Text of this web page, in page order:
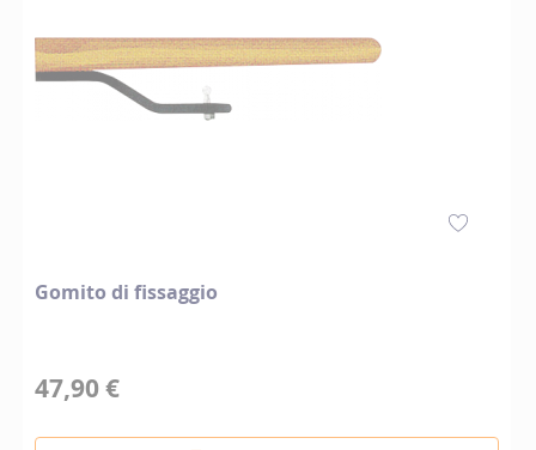
Gomito di fissaggio
47,90 €